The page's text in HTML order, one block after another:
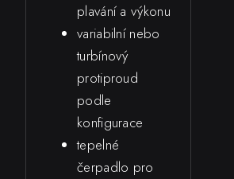
plavání a výkonu
variabilní nebo
turbínový
protiproud
podle
konfigurace
tepelné
čerpadlo pro